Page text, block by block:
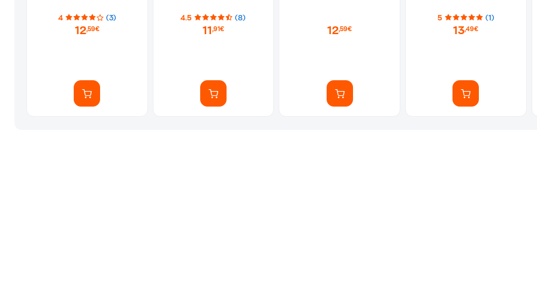
4 (3)
12,59€
4.5 (8)
11 ,91€ 12,59€
5 (1)
13,49€